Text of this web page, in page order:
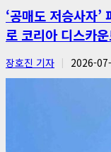
‘공매도 저승사자
로 코리아 디스카
장호진 기자 2026-